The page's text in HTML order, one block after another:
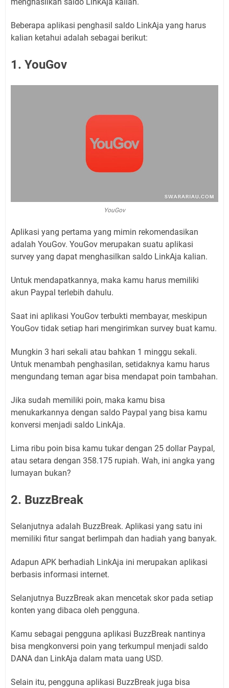
Beberapa aplikasi penghasil saldo LinkAja yang harus
kalian ketahui adalah sebagai berikut:
1. YouGov
YouGov
Aplikasi yang pertama yang mimin rekomendasikan
adalah YouGov. YouGov merupakan suatu aplikasi
survey yang dapat menghasilkan saldo LinkAja kalian.
Untuk mendapatkannya, maka kamu harus memiliki
akun Paypal terlebih dahulu.
Saat ini aplikasi YouGov terbukti membayar, meskipun
YouGov tidak setiap hari mengirimkan survey buat kamu.
Mungkin 3 hari sekali atau bahkan 1 minggu sekali.
Untuk menambah penghasilan, setidaknya kamu harus
mengundang teman agar bisa mendapat poin tambahan.
Jika sudah memiliki poin, maka kamu bisa
menukarkannya dengan saldo Paypal yang bisa kamu
konversi menjadi saldo LinkAja.
Lima ribu poin bisa kamu tukar dengan 25 dollar Paypal,
atau setara dengan 358.175 rupiah. Wah, ini angka yang
lumayan bukan?
2. BuzzBreak
Selanjutnya adalah BuzzBreak. Aplikasi yang satu ini
memiliki fitur sangat berlimpah dan hadiah yang banyak.
Adapun APK berhadiah LinkAja ini merupakan aplikasi
berbasis informasi internet.
Selanjutnya BuzzBreak akan mencetak skor pada setiap
konten yang dibaca oleh pengguna.
Kamu sebagai pengguna aplikasi BuzzBreak nantinya
bisa mengkonversi poin yang terkumpul menjadi saldo
DANA dan LinkAja dalam mata uang USD.
Selain itu, pengguna aplikasi BuzzBreak juga bisa